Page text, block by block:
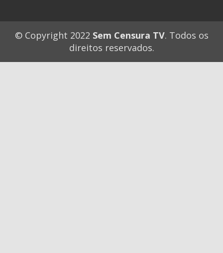
© Copyright 2022 Sem Censura TV. Todos os
direitos reservados.